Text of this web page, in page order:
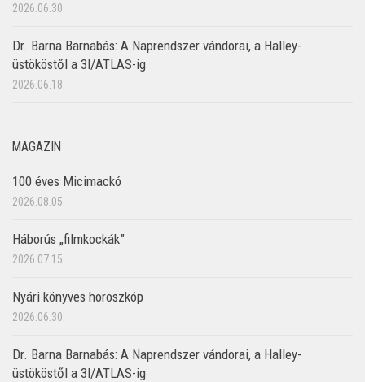
2026.06.30.
Dr. Barna Barnabás: A Naprendszer vándorai, a Halley-
üstököstől a 3I/ATLAS-ig
2026.06.18.
MAGAZIN
100 éves Micimackó
2026.08.05.
Háborús „filmkockák”
2026.07.15.
Nyári könyves horoszkóp
2026.06.30.
Dr. Barna Barnabás: A Naprendszer vándorai, a Halley-
üstököstől a 3I/ATLAS-ig